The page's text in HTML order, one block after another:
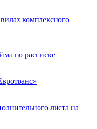
комплексного
по расписке
листа на